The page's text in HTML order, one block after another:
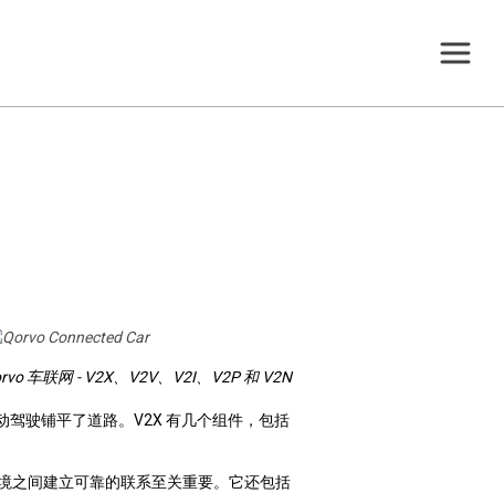
车联网- V2X、 V2V、 V2I、 V2P和V2N
驶铺平了道路。 V2X有几个组件，包括
之间建立可靠的联系至关重要。它还包括